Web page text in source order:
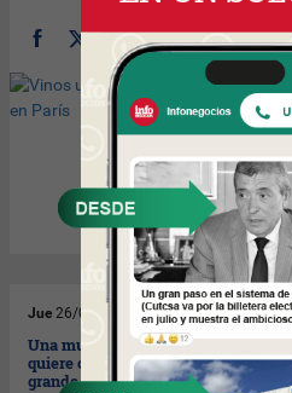
Jue 26/06/2008
Una multinacional local se
quiere comer la cancha
grande